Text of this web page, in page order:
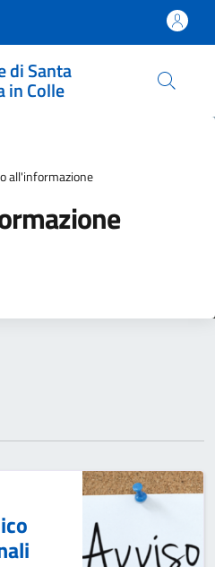
di Santa
in Colle
all'informazione